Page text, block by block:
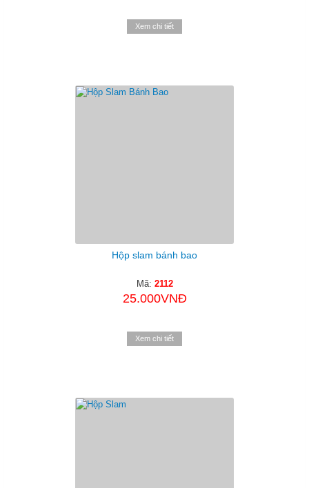
Xem chi tiết
Hộp slam bánh bao
Mã: 2112
25.000VNĐ
Xem chi tiết